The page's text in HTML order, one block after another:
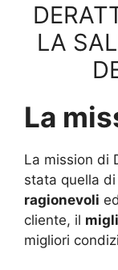
LA
La
La mission di
stata quella
ragionevoli
cliente, il
migliori